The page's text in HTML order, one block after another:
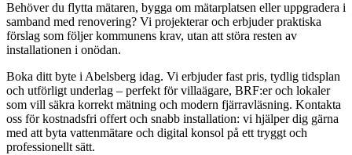
Behöver du flytta mätaren, bygga om mätarplatsen eller uppgradera i
samband med renovering? Vi projekterar och erbjuder praktiska
förslag som följer kommunens krav, utan att störa resten av
installationen i onödan.
Boka ditt byte i Abelsberg idag. Vi erbjuder fast pris, tydlig tidsplan
och utförligt underlag – perfekt för villaägare, BRF:er och lokaler
som vill säkra korrekt mätning och modern fjärravläsning. Kontakta
oss för kostnadsfri offert och snabb installation: vi hjälper dig gärna
med att byta vattenmätare och digital konsol på ett tryggt och
professionellt sätt.